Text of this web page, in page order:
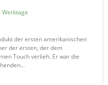
der ersten amerikanischen
der ersten, der dem
Touch verlieh. Er war die